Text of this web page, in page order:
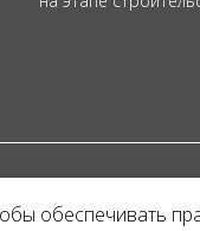
Представленная на
обеспечивать